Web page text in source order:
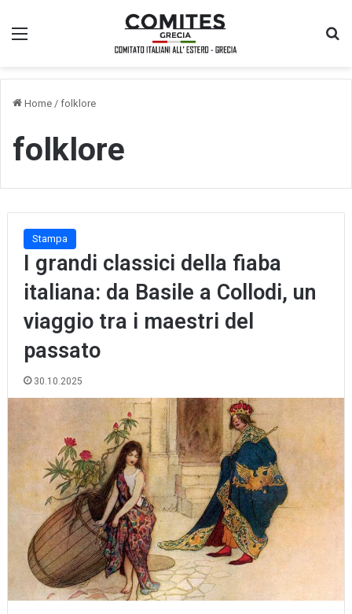
Menu
Home / folklore
folklore
Stampa
I grandi classici della fiaba
italiana: da Basile a Collodi, un
viaggio tra i maestri del
passato
30.10.2025